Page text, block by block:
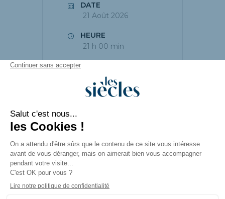
DATE
21 Août 2026
HEURE
21 h 00 min
PARTAGEZ CET